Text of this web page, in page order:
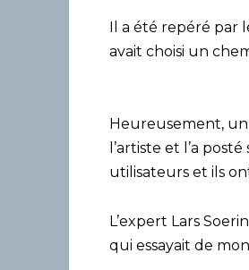
Il a été repéré par
avait choisi un
Heureusement, un
l’artiste et l’a
utilisateurs et ils
L’expert Lars
qui essayait de